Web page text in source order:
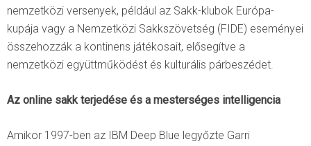
nemzetközi versenyek, például az Sakk-klubok Európa-
kupája vagy a Nemzetközi Sakkszövetség (FIDE) eseményei
összehozzák a kontinens játékosait, elősegítve a
nemzetközi együttműködést és kulturális párbeszédet.
Az online sakk terjedése és a mesterséges intelligencia
Amikor 1997-ben az IBM Deep Blue legyőzte Garri